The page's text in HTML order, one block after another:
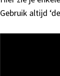
Gebruik altijd